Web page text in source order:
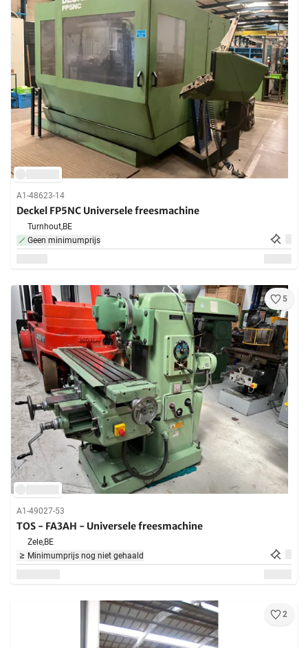
A1-48623-14
Deckel FP5NC Universele freesmachine
Turnhout,BE
Geen minimumprijs
5
A1-49027-53
TOS - FA3AH - Universele freesmachine
Zele,BE
Minimumprijs nog niet gehaald
2